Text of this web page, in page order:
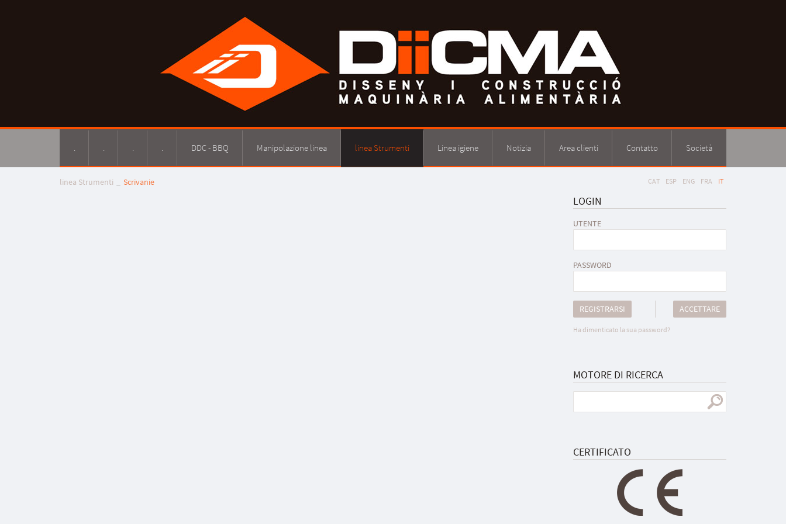
. . . . DDC - BBQ Manipolazione linea linea Strumenti Linea igiene Notizia Area clienti Contatto Società
linea Strumenti Scrivanie CAT ESP ENG FRA IT
LOGIN
UTENTE
PASSWORD
ACCETTARE
REGISTRARSI
Ha dimenticato la sua password?
MOTORE DI RICERCA
CERTIFICATO